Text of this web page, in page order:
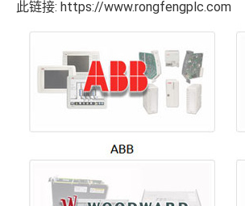
此链接: https://www.rongfengplc.com